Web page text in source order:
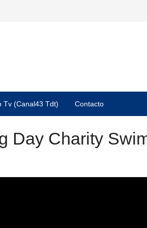
Tv (Canal43 Tdt) Contacto
Day Charity